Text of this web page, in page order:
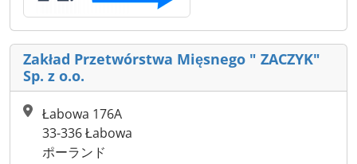
Zakład Przetwórstwa Mięsnego " ZACZYK"
Sp. z o.o.
Łabowa 176A
33-336 Łabowa
ポーランド